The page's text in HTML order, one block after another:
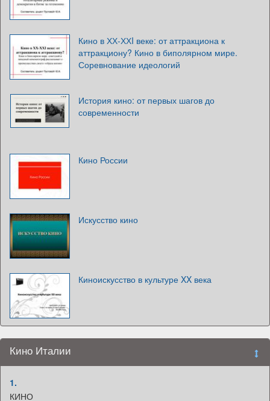
Кино в ХХ-ХХI веке: от аттракциона к
аттракциону? Кино в биполярном мире.
Соревнование идеологий
История кино: от первых шагов до
современности
Кино России
Искусство кино
Киноискусство в культуре XX века
Кино Италии
1.
КИНО